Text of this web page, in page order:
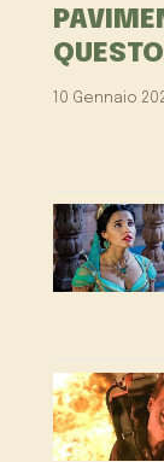
10 Gennaio